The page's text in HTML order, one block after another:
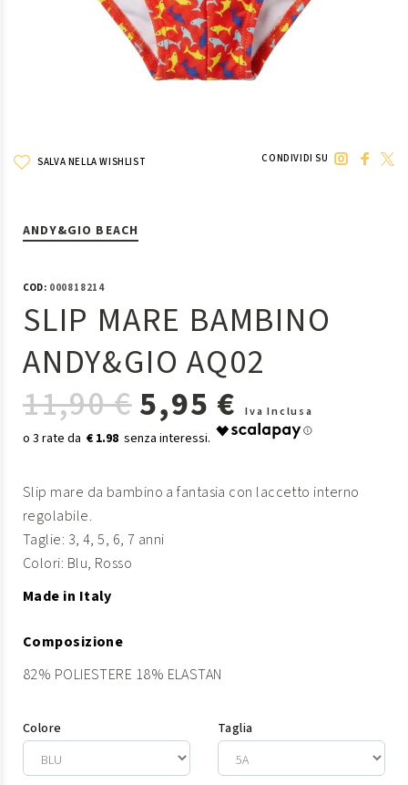
SALVA NELLA WISHLIST CONDIVIDI SU
ANDY&GIO BEACH
COD:000818214
SLIP MARE BAMBINO
ANDY&GIO AQ02
11,90 €5,95 € Iva Inclusa
€ 1.98
Slip mare da bambino a fantasia con laccetto interno
regolabile.
Taglie: 3, 4, 5, 6, 7 anni
Colori: Blu, Rosso
Made in Italy
Composizione
82% POLIESTERE 18% ELASTAN
Colore Taglia